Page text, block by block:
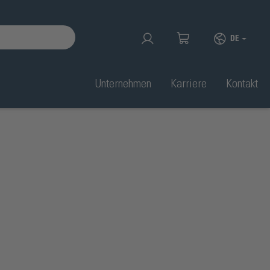
DE
Unternehmen Karriere Kontakt